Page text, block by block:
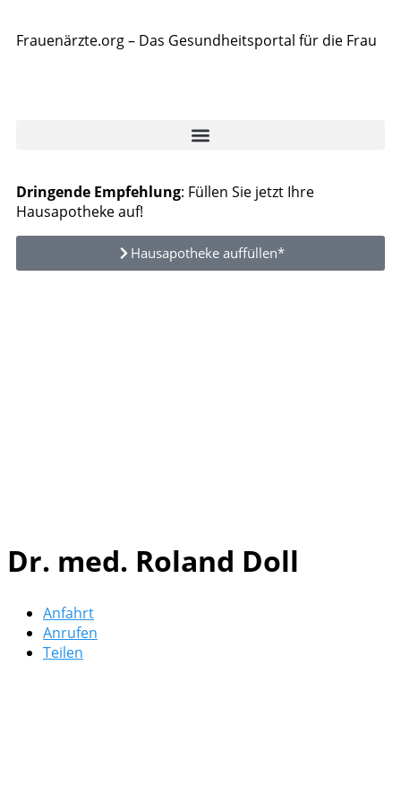
Frauenärzte.org – Das Gesundheitsportal für die Frau
Dringende Empfehlung: Füllen Sie jetzt Ihre
Hausapotheke auf!
Hausapotheke auffüllen*
Dr. med. Roland Doll
Anfahrt
Anrufen
Teilen